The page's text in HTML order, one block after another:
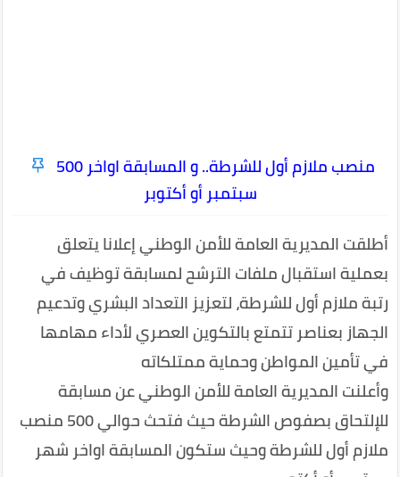
500منصب ملازم أول للشرطة.. و المسابقة اواخر
سبتمبر أو أكتوبر
أطلقت المديرية العامة للأمن الوطني إعلانا يتعلق
بعملية استقبال ملفات الترشح لمسابقة توظيف في
رتبة ملازم أول للشرطة، لتعزيز التعداد البشري وتدعيم
الجهاز بعناصر تتمتع بالتكوين العصري لأداء مهامها
في تأمين المواطن وحماية ممتلكاته
وأعلنت المديرية العامة للأمن الوطني عن مسابقة
للإلتحاق بصفوص الشرطة حيث فتحث حوالي 500 منصب
ملازم أول للشرطة وحيث ستكون المسابقة اواخر شهر